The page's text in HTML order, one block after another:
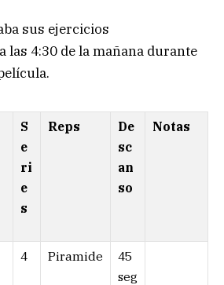
sus ejercicios
las 4:30 de la mañana durante
S
e
ri
e
s
Reps
De
sc
an
so
Notas
4 Piramide
45
seg